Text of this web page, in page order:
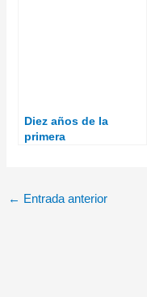
Diez años de la
primera
← Entrada anterior